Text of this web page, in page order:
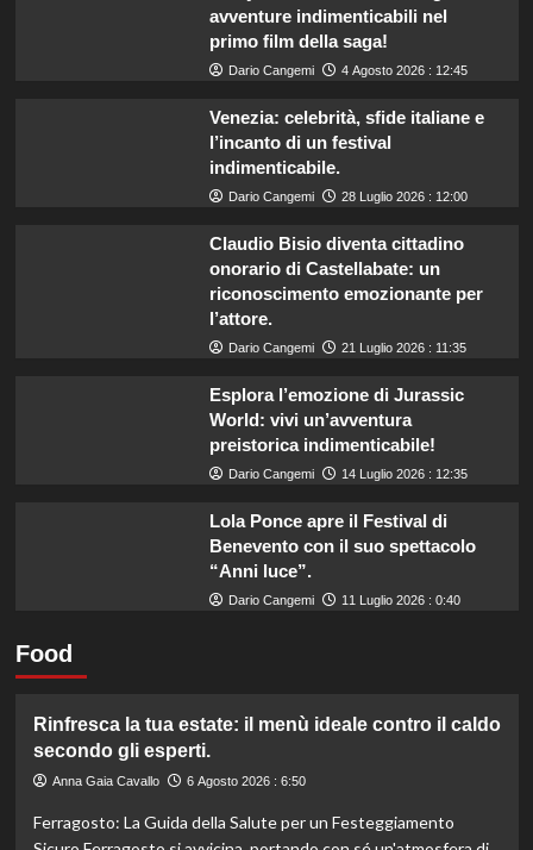
avventure indimenticabili nel
primo film della saga!
Dario Cangemi 4 Agosto 2026 : 12:45
Venezia: celebrità, sfide italiane e
l’incanto di un festival
indimenticabile.
Dario Cangemi 28 Luglio 2026 : 12:00
Claudio Bisio diventa cittadino
onorario di Castellabate: un
riconoscimento emozionante per
l’attore.
Dario Cangemi 21 Luglio 2026 : 11:35
Esplora l’emozione di Jurassic
World: vivi un’avventura
preistorica indimenticabile!
Dario Cangemi 14 Luglio 2026 : 12:35
Lola Ponce apre il Festival di
Benevento con il suo spettacolo
“Anni luce”.
Dario Cangemi 11 Luglio 2026 : 0:40
Food
Rinfresca la tua estate: il menù ideale contro il caldo
secondo gli esperti.
Anna Gaia Cavallo 6 Agosto 2026 : 6:50
Ferragosto: La Guida della Salute per un Festeggiamento